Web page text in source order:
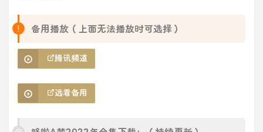
备用播放（上面无法播放时可选择）
腾讯频道
远看备用